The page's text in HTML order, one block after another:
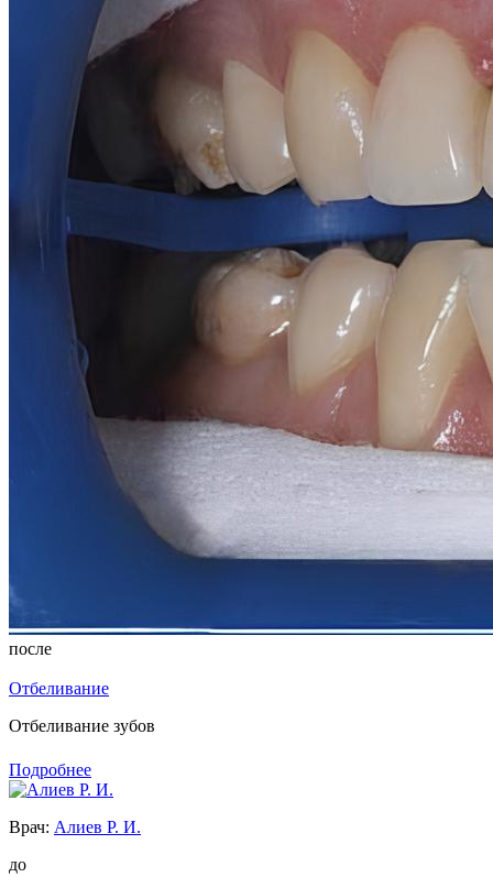
после
Отбеливание
Отбеливание зубов
Подробнее
Врач: Алиев Р. И.
до